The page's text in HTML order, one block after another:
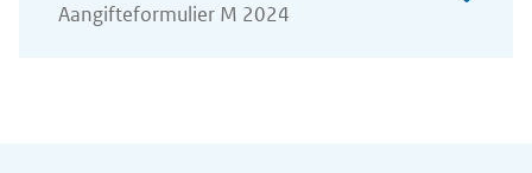
Aangifteformulier M 2024